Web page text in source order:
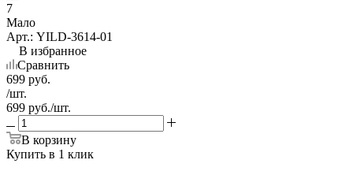
7
Мало
Арт.: YILD-3614-01
В избранное
Сравнить
699 руб.
/шт.
699 руб./шт.
В корзину
Купить в 1 клик